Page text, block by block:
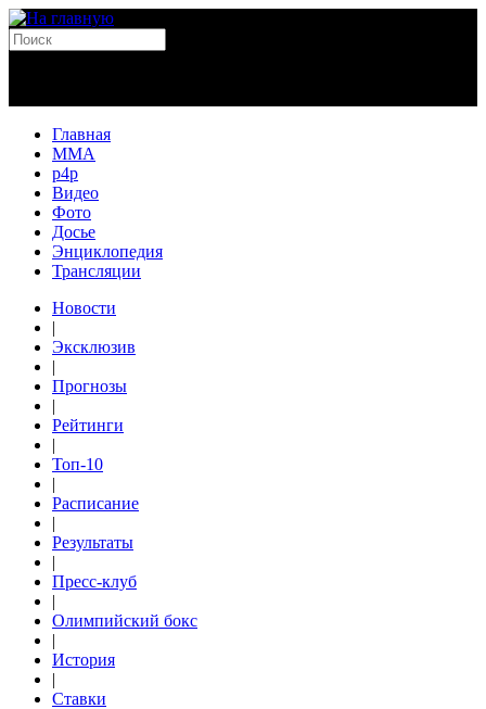
Главная
MMA
p4p
Видео
Фото
Досье
Энциклопедия
Трансляции
Новости
|
Эксклюзив
|
Прогнозы
|
Рейтинги
|
Топ-10
|
Расписание
|
Результаты
|
Пресс-клуб
|
Олимпийский бокс
|
История
|
Ставки